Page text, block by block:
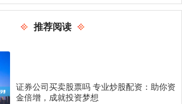
推荐阅读
证券公司买卖股票吗 专业炒股配资：助你资
金倍增，成就投资梦想